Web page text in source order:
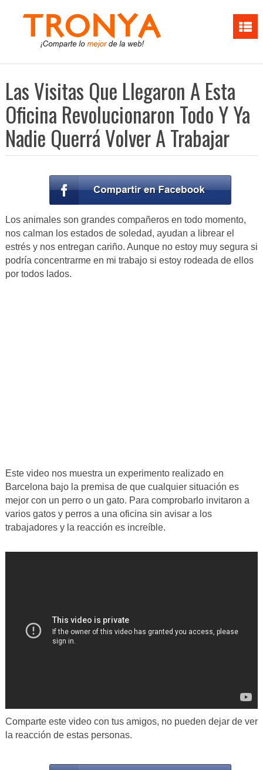
Las Visitas Que Llegaron A Esta
Oficina Revolucionaron Todo Y Ya
Nadie Querrá Volver A Trabajar
Los animales son grandes compañeros en todo momento,
nos calman los estados de soledad, ayudan a librear el
estrés y nos entregan cariño. Aunque no estoy muy segura si
podría concentrarme en mi trabajo si estoy rodeada de ellos
por todos lados.
Este video nos muestra un experimento realizado en
Barcelona bajo la premisa de que cualquier situación es
mejor con un perro o un gato. Para comprobarlo invitaron a
varios gatos y perros a una oficina sin avisar a los
trabajadores y la reacción es increíble.
Comparte este video con tus amigos, no pueden dejar de ver
la reacción de estas personas.